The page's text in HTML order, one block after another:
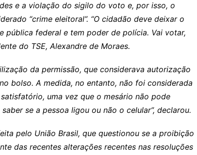
e a violação do sigilo do voto e, por isso, o
“crime eleitoral”. “O cidadão deve deixar o
pública federal e tem poder de polícia. Vai votar,
do TSE, Alexandre de Moraes.
da permissão, que considerava autorização
bolso. A medida, no entanto, não foi considerada
uma vez que o mesário não pode
se a pessoa ligou ou não o celular”, declarou.
pelo União Brasil, que questionou se a proibição
das recentes alterações recentes nas resoluções